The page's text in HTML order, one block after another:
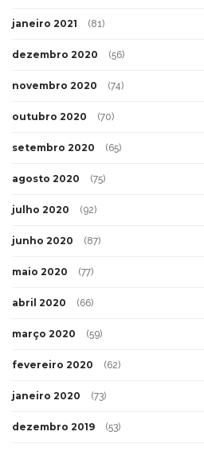
janeiro 2021 (81)
dezembro 2020 (56)
novembro 2020 (74)
outubro 2020 (70)
setembro 2020 (65)
agosto 2020 (75)
julho 2020 (92)
junho 2020 (87)
maio 2020 (77)
abril 2020 (66)
março 2020 (59)
fevereiro 2020 (62)
janeiro 2020 (73)
dezembro 2019 (53)